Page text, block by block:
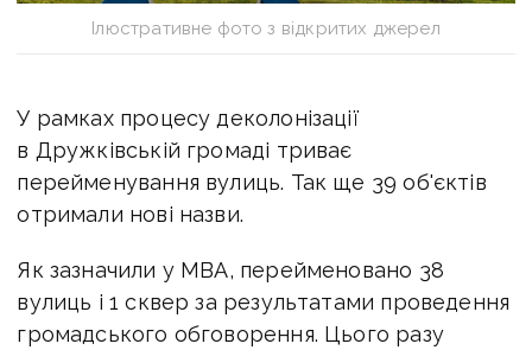
Ілюстративне фото з відкритих джерел
У рамках процесу деколонізації
в Дружківській громаді триває
перейменування вулиць. Так ще 39 об'єктів
отримали нові назви.
Як зазначили у МВА, перейменовано 38
вулиць і 1 сквер за результатами проведення
громадського обговорення. Цього разу